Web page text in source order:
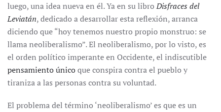
luego, una idea nueva en él. Ya en su libroDisfraces del
Leviatán, dedicado a desarrollar esta reflexión, arranca
diciendo que “hoy tenemos nuestro propio monstruo: se
llama neoliberalismo”. El neoliberalismo, por lo visto, es
el orden político imperante en Occidente, el indiscutible
pensamiento únicoque conspira contra el pueblo y
tiraniza a las personas contra su voluntad.
El problema del término ‘neoliberalismo’ es que es un